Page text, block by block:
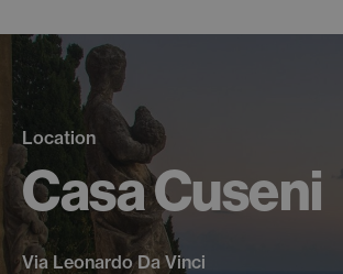
Location
Casa Cuseni
Via Leonardo Da Vinci